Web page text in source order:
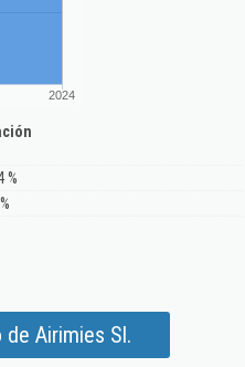
2024
%
Airimies Sl.